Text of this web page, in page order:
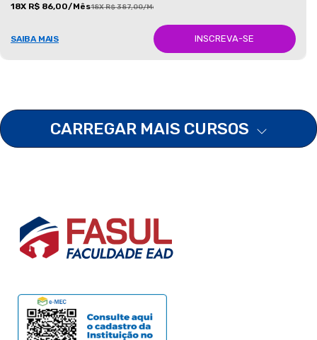
18X R$ 86,00/Mês18X R$ 387,00/Mês
SAIBA MAIS INSCREVA-SE
CARREGAR MAIS CURSOS